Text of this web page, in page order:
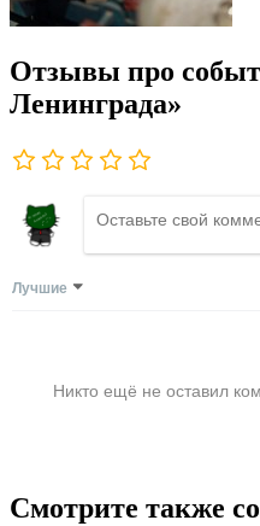
Отзывы про
Ленинграда»
Лучшие
Никто ещё не оставил
Смотрите также